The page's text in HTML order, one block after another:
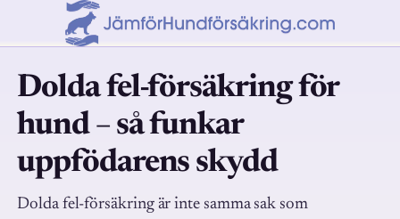
Dolda fel-försäkring för
hund – så funkar
uppfödarens skydd
Dolda fel-försäkring är inte samma sak som